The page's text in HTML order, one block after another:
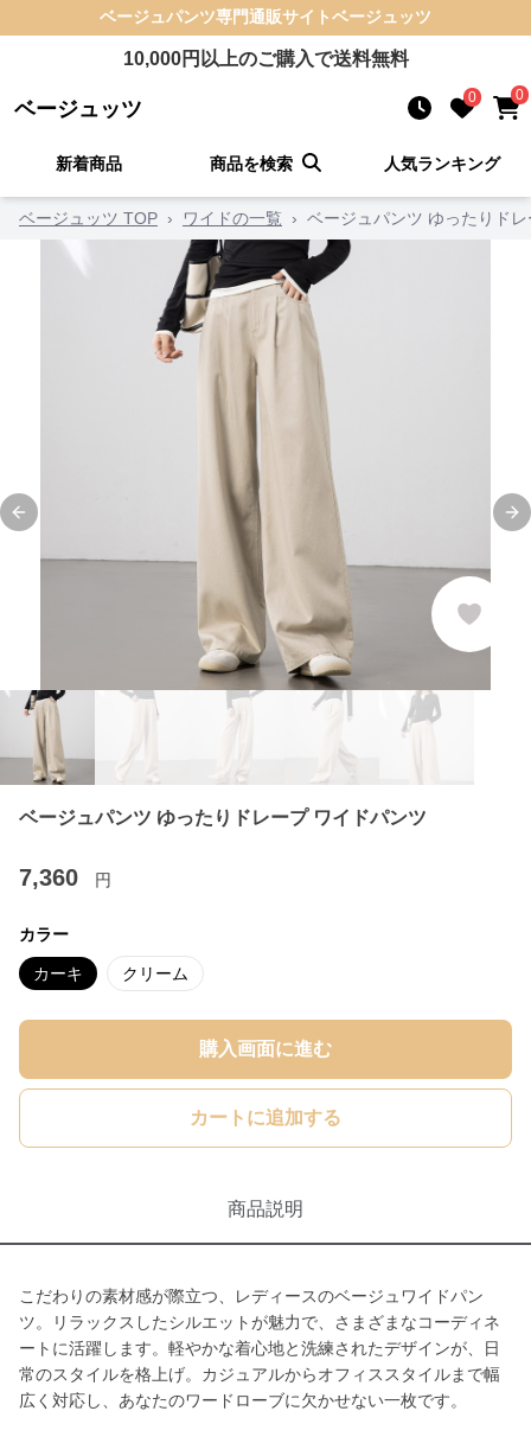
ベージュパンツ専門通販サイトベージュッツ
10,000円以上のご購入で送料無料
ベージュッツ 0 0
新着商品 商品を検索 人気ランキング
ベージュッツ TOP › ワイドの一覧 › ベージュパンツ ゆったりド
Previous slide
ベージュパンツ ゆったりドレープ ワイドパンツ
7,360 円
カラー
カーキ クリーム
購入画面に進む
カートに追加する
商品説明
こだわりの素材感が際立つ、レディースのベージュワイドパン
ツ。リラックスしたシルエットが魅力で、さまざまなコーディネ
ートに活躍します。軽やかな着心地と洗練されたデザインが、日
常のスタイルを格上げ。カジュアルからオフィススタイルまで幅
広く対応し、あなたのワードローブに欠かせない一枚です。